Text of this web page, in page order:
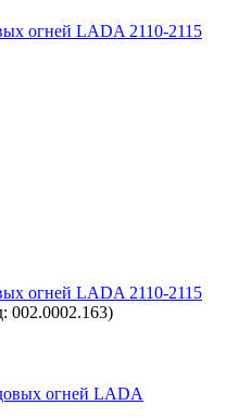
огней LADA 2110-2115
огней LADA 2110-2115
002.0002.163)